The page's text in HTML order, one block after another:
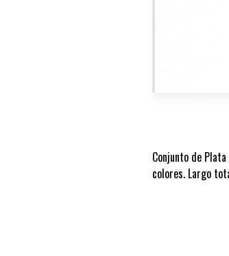
Conjunto de
colores. Largo